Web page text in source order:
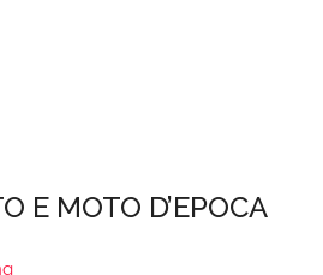
E MOTO D’EPOCA